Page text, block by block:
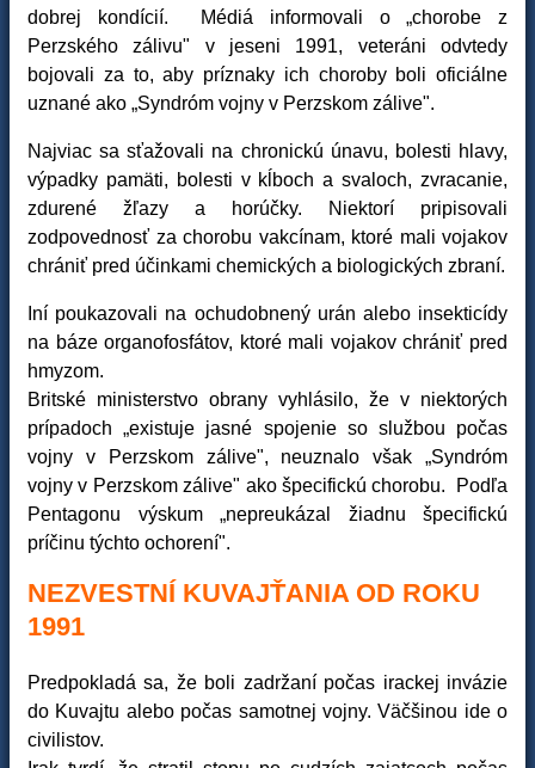
dobrej kondícií. Médiá informovali o „chorobe z
Perzského zálivu" v jeseni 1991, veteráni odvtedy
bojovali za to, aby príznaky ich choroby boli oficiálne
uznané ako „Syndróm vojny v Perzskom zálive".
Najviac sa sťažovali na chronickú únavu, bolesti hlavy,
výpadky pamäti, bolesti v kĺboch a svaloch, zvracanie,
zdurené žľazy a horúčky. Niektorí pripisovali
zodpovednosť za chorobu vakcínam, ktoré mali vojakov
chrániť pred účinkami chemických a biologických zbraní.
Iní poukazovali na ochudobnený urán alebo insekticídy
na báze organofosfátov, ktoré mali vojakov chrániť pred
hmyzom.
Britské ministerstvo obrany vyhlásilo, že v niektorých
prípadoch „existuje jasné spojenie so službou počas
vojny v Perzskom zálive", neuznalo však „Syndróm
vojny v Perzskom zálive" ako špecifickú chorobu. Podľa
Pentagonu výskum „nepreukázal žiadnu špecifickú
príčinu týchto ochorení".
NEZVESTNÍ KUVAJŤANIA OD ROKU
1991
Predpokladá sa, že boli zadržaní počas irackej invázie
do Kuvajtu alebo počas samotnej vojny. Väčšinou ide o
civilistov.